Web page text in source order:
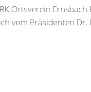
Ortsverein
vom Präsidenten